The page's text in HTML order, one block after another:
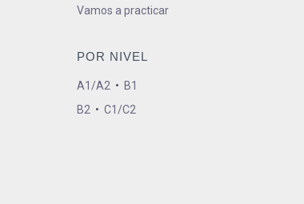
Vamos a practicar
POR NIVEL
A1/A2 • B1
B2 • C1/C2